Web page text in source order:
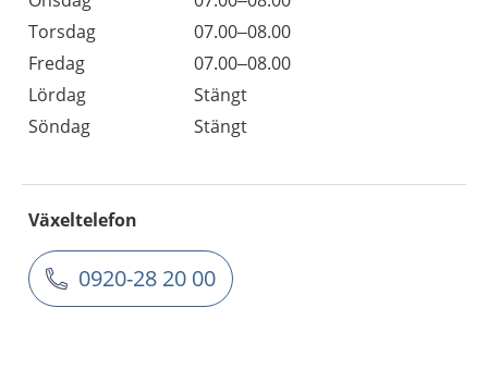
Torsdag
07.00–08.00
Fredag
07.00–08.00
Lördag
Stängt
Söndag
Stängt
Växeltelefon
0920-28 20 00